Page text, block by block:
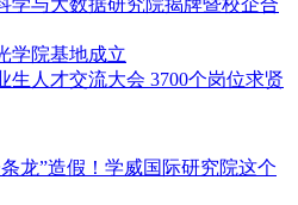
学院基地成立
生人才交流大会 3700个岗位求贤
龙”造假！学威国际研究院这个